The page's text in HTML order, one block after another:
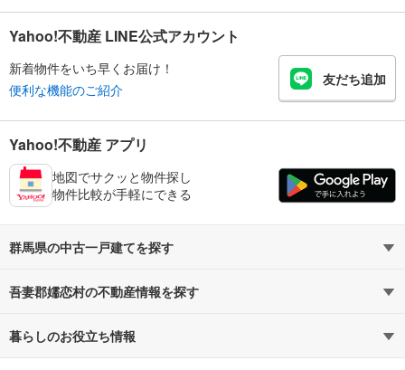
Yahoo!不動産 LINE公式アカウント
新着物件をいち早くお届け！
便利な機能のご紹介
友だち追加
Yahoo!不動産 アプリ
地図でサクッと物件探し
物件比較が手軽にできる
群馬県の中古一戸建てを探す
路線・駅から探す
通勤・通学時間から探す
吾妻郡嬬恋村の不動産情報を探す
不動産・住宅
暮らしのお役立ち情報